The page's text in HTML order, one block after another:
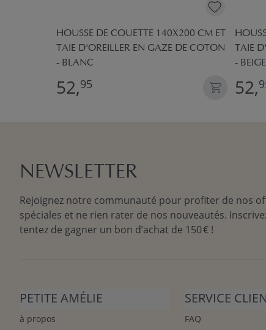
HOUSSE DE COUETTE 140X200 CM ET
TAIE D'OREILLER EN GAZE DE COTON
- BLANC
52,95
TAIE
- BEIGE
52,
NEWSLETTER
Rejoignez notre communauté pour profiter de nos
spéciales et ne rien rater de nos nouveautés.
tentez de gagner un bon d’achat de 150 € !
PETITE AMÉLIE
à propos
SERVICE
FAQ